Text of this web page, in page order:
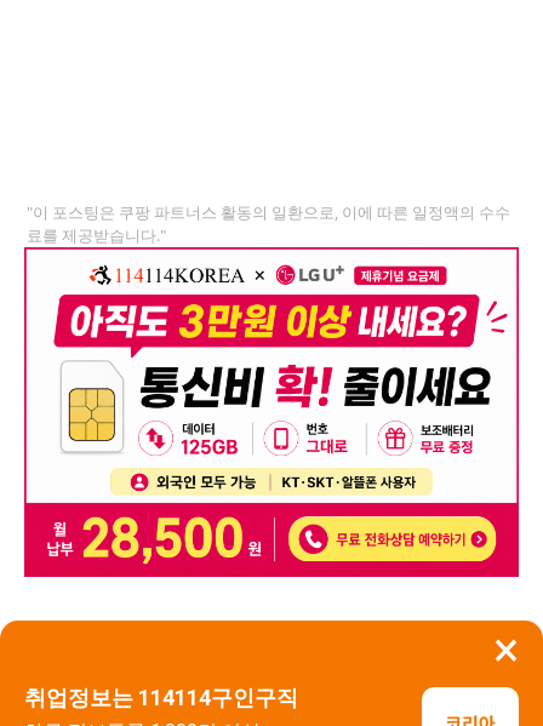
×
취업정보는 114114구인구직
"이 포스팅은 쿠팡 파트너스 활동의 일환으로, 이에 따른 일정액의 수수
료를 제공받습니다."